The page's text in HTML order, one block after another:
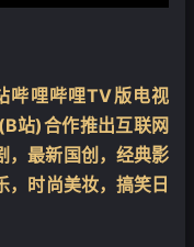
哔哩哔哩TV版电视
站)合作推出互联网
，最新国创，经典影
，时尚美妆，搞笑日